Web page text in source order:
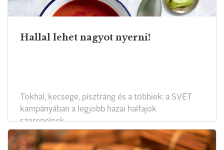
Hallal lehet nagyot nyerni!
Tokhal, kecsege, pisztráng és a többiek: a SVÉT
kampányában a legjobb hazai halfajok
szerepelnek.